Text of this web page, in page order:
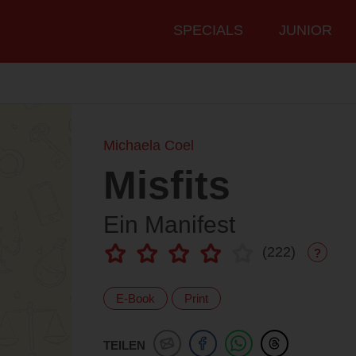
Hauptmenü
SPECIALS JUNIOR
Michaela Coel
Misfits
Ein Manifest
(222) ?
E-Book Print
TEILEN